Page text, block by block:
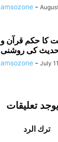
amsozone -
کا حکم قرآن و
amsozone - July
تعليقات
ترك الرد